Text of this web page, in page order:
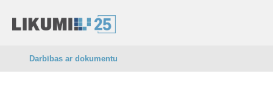
Darbības ar dokumentu